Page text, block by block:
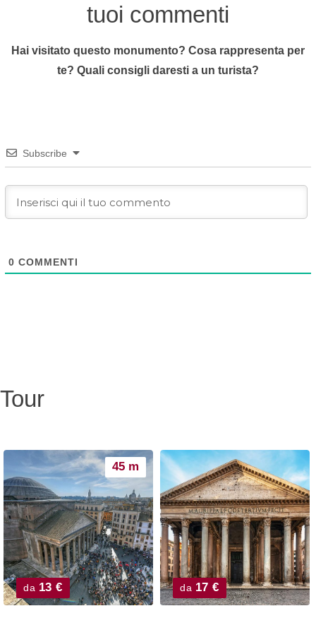
tuoi commenti
Hai visitato questo monumento? Cosa rappresenta per
te? Quali consigli daresti a un turista?
Subscribe
0 COMMENTI
Tour
da 13 €
45 m
da 17 €